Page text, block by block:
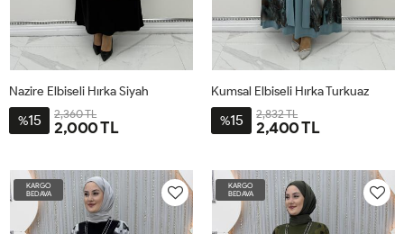
2XL-
48-
50
3XL-
52-
54
44
XL-
46
Nazire Elbiseli Hırka Siyah
%15 2,360 TL
2,000 TL
4XL-
58
5XL-
60
XL-
50-
52
2XL-
54
3XL-
56
Kumsal Elbiseli Hırka Turkuaz
%15 2,832 TL
2,400 TL
KARGO
BEDAVA
KARGO
BEDAVA